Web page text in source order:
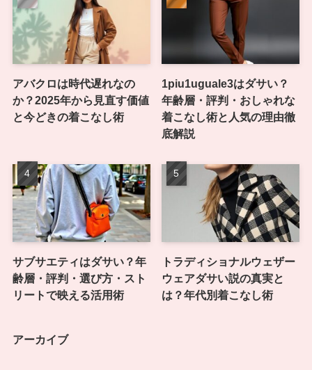
アバクロは時代遅れなの
か？2025年から見直す価値
と今どきの着こなし術
1piu1uguale3はダサい？
年齢層・評判・おしゃれな
着こなし術と人気の理由徹
底解説
サブサエティはダサい？年
齢層・評判・選び方・スト
リートで映える活用術
トラディショナルウェザー
ウェアダサい説の真実と
は？年代別着こなし術
アーカイブ